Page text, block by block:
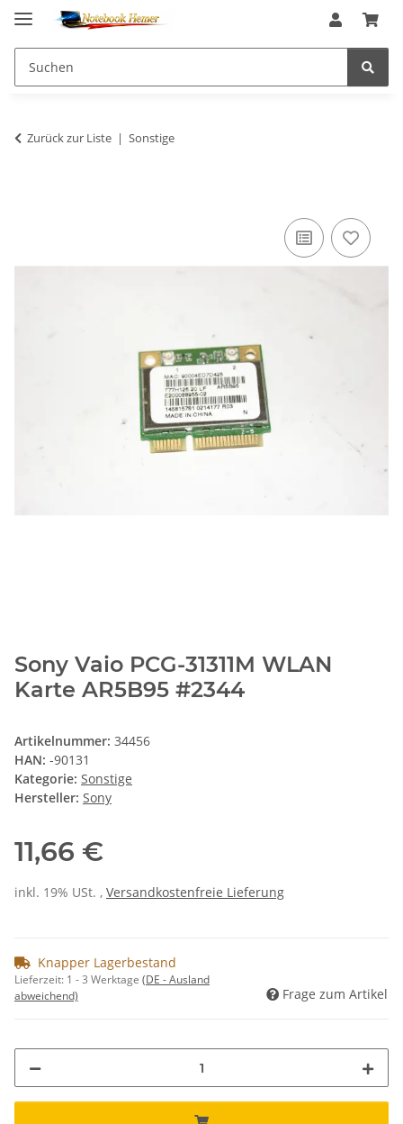
Zurück zur Liste Sonstige
Sony Vaio PCG-31311M WLAN
Karte AR5B95 #2344
Artikelnummer: 34456
HAN: -90131
Kategorie: Sonstige
Hersteller: Sony
11,66 €
inkl. 19% USt. , Versandkostenfreie Lieferung
Knapper Lagerbestand
Lieferzeit: 1 - 3 Werktage (DE - Ausland
abweichend)
Frage zum Artikel